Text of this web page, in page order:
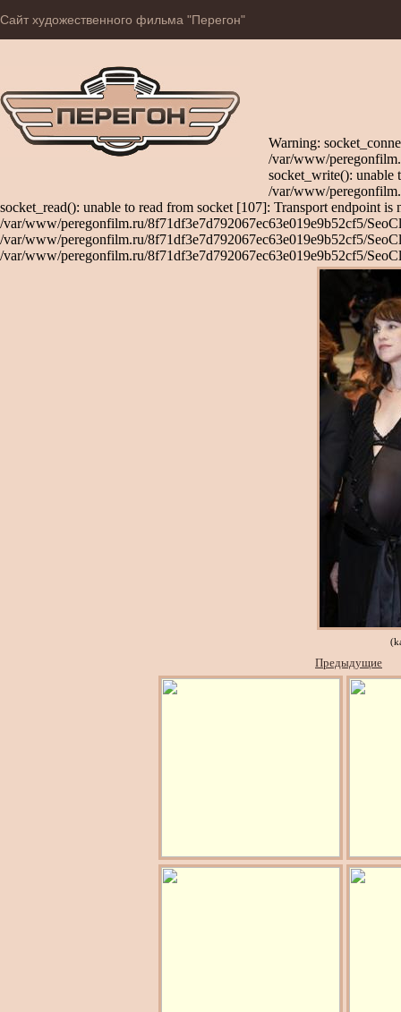
Сайт художественного фильма "Перегон"
Warning:
/var/www/
socket_write(): unable
/var/www/
socket_read(): unable to read from socket [107]: Transport endpoint is
/var/www/peregonfilm.ru/8f71df3e7d792067ec63e019e9b52cf5/
/var/www/peregonfilm.ru/8f71df3e7d792067ec63e019e9b52cf5/
/var/www/peregonfilm.ru/8f71df3e7d792067ec63e019e9b52cf5/
Предыдущие